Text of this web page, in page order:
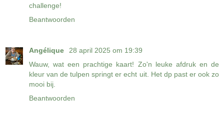
challenge!
Beantwoorden
Angélique
28 april 2025 om 19:39
Wauw, wat een prachtige kaart! Zo'n leuke afdruk en de
kleur van de tulpen springt er echt uit. Het dp past er ook zo
mooi bij.
Beantwoorden